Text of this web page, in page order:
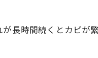
長時間続くとカビが繁